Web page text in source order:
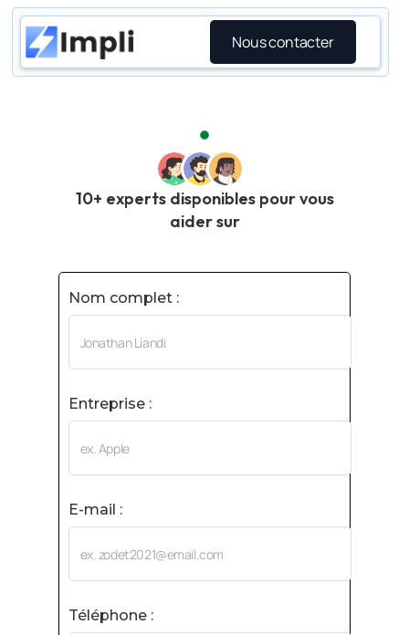
Nous contacter
10+ experts disponibles pour vous
aider sur
Nom complet :
Entreprise :
E-mail :
Téléphone :